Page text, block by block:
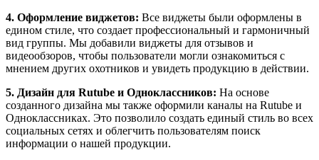
4. Оформление виджетов: Все виджеты были оформлены в
едином стиле, что создает профессиональный и гармоничный
вид группы. Мы добавили виджеты для отзывов и
видеообзоров, чтобы пользователи могли ознакомиться с
мнением других охотников и увидеть продукцию в действии.
5. Дизайн для Rutube и Одноклассников: На основе
созданного дизайна мы также оформили каналы на Rutube и
Одноклассниках. Это позволило создать единый стиль во всех
социальных сетях и облегчить пользователям поиск
информации о нашей продукции.